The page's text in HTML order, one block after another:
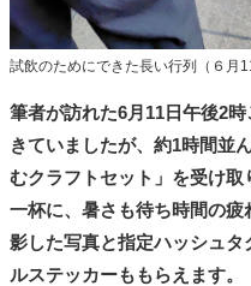
試飲のためにできた長い行列（６月
筆者が訪れた6月11日午後2
きていましたが、約1時間並
むクラフトセット」を受け
一杯に、暑さも待ち時間の
影した写真と指定ハッシュ
ルステッカーももらえます。